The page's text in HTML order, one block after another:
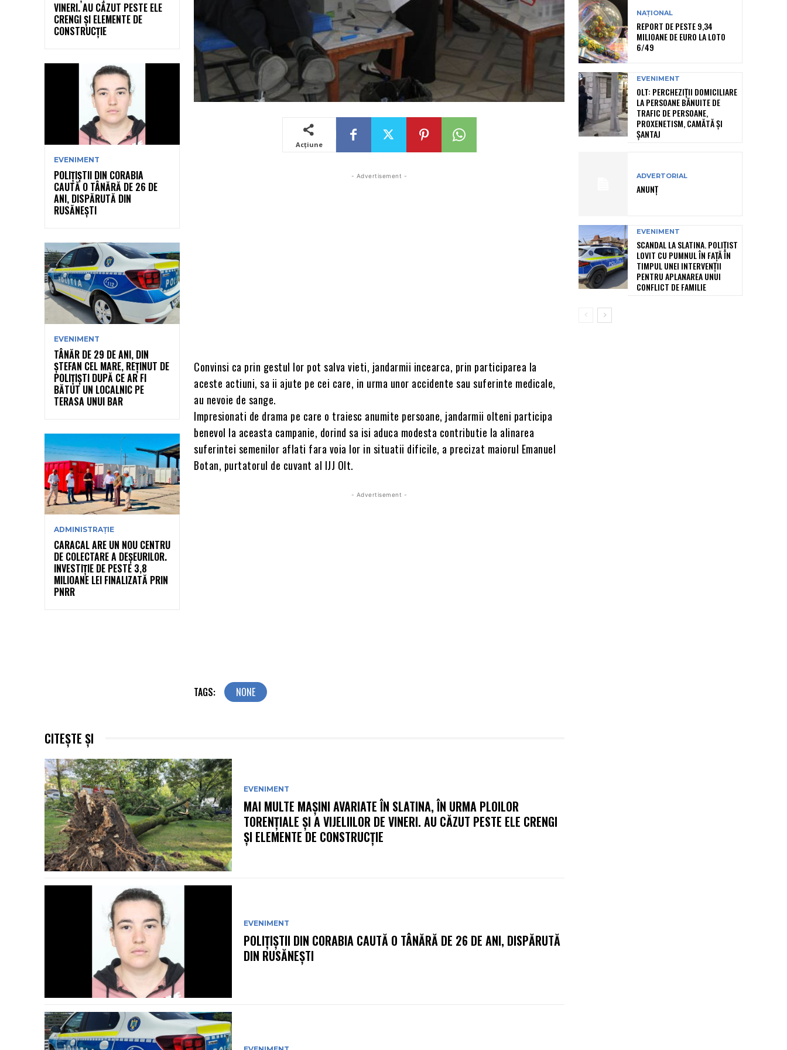
VINERI. AU CĂZUT PESTE ELE
CRENGI ȘI ELEMENTE DE
CONSTRUCȚIE
EVENIMENT
POLIȚIȘTII DIN CORABIA
CAUTĂ O TÂNĂRĂ DE 26 DE
ANI, DISPĂRUTĂ DIN
RUSĂNEȘTI
EVENIMENT
TÂNĂR DE 29 DE ANI, DIN
ȘTEFAN CEL MARE, REȚINUT DE
POLIȚIȘTI DUPĂ CE AR FI
BĂTUT UN LOCALNIC PE
TERASA UNUI BAR
ADMINISTRAȚIE
CARACAL ARE UN NOU CENTRU
DE COLECTARE A DEȘEURILOR.
INVESTIȚIE DE PESTE 3,8
MILIOANE LEI FINALIZATĂ PRIN
PNRR
Acțiune
- Advertisement -
Convinsi ca prin gestul lor pot salva vieti, jandarmii incearca, prin participarea la
aceste actiuni, sa ii ajute pe cei care, in urma unor accidente sau suferinte medicale,
au nevoie de sange.
Impresionati de drama pe care o traiesc anumite persoane, jandarmii olteni participa
benevol la aceasta campanie, dorind sa isi aduca modesta contributie la alinarea
suferintei semenilor aflati fara voia lor in situatii dificile, a precizat maiorul Emanuel
Botan, purtatorul de cuvant al IJJ Olt.
- Advertisement -
TAGS: NONE
CITEȘTE ȘI
EVENIMENT
MAI MULTE MAȘINI AVARIATE ÎN SLATINA, ÎN URMA PLOILOR
TORENȚIALE ȘI A VIJELIILOR DE VINERI. AU CĂZUT PESTE ELE CRENGI
ȘI ELEMENTE DE CONSTRUCȚIE
EVENIMENT
POLIȚIȘTII DIN CORABIA CAUTĂ O TÂNĂRĂ DE 26 DE ANI, DISPĂRUTĂ
DIN RUSĂNEȘTI
NAȚIONAL
REPORT DE PESTE 9,34
MILIOANE DE EURO LA LOTO
6/49
EVENIMENT
OLT: PERCHEZIŢII DOMICILIARE
LA PERSOANE BĂNUITE DE
TRAFIC DE PERSOANE,
PROXENETISM, CAMĂTĂ ŞI
ŞANTAJ
ADVERTORIAL
ANUNȚ
EVENIMENT
SCANDAL LA SLATINA. POLIȚIST
LOVIT CU PUMNUL ÎN FAȚĂ ÎN
TIMPUL UNEI INTERVENȚII
PENTRU APLANAREA UNUI
CONFLICT DE FAMILIE